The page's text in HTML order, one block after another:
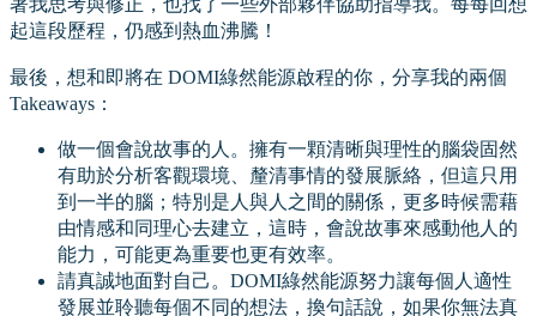
著我思考與修正，也找了一些外部夥伴協助指導我。每每回想
起這段歷程，仍感到熱血沸騰！
最後，想和即將在 DOMI綠然能源啟程的你，分享我的兩個
Takeaways：
做一個會說故事的人。擁有一顆清晰與理性的腦袋固然
有助於分析客觀環境、釐清事情的發展脈絡，但這只用
到一半的腦；特別是人與人之間的關係，更多時候需藉
由情感和同理心去建立，這時，會說故事來感動他人的
能力，可能更為重要也更有效率。
請真誠地面對自己。DOMI綠然能源努力讓每個人適性
發展並聆聽每個不同的想法，換句話說，如果你無法真